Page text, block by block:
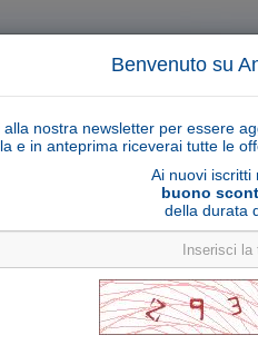
Benvenuto su
alla nostra newsletter per essere
e in anteprima riceverai tutte le
Ai nuovi iscritti
buono
della durata
Collane libri